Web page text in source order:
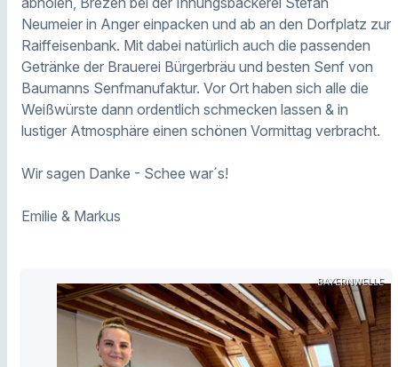
Neumeier in Anger einpacken und ab an den Dorfplatz zur
Raiffeisenbank. Mit dabei natürlich auch die passenden
Getränke der Brauerei Bürgerbräu und besten Senf von
Baumanns Senfmanufaktur. Vor Ort haben sich alle die
Weißwürste dann ordentlich schmecken lassen & in
lustiger Atmosphäre einen schönen Vormittag verbracht.
Wir sagen Danke - Schee war´s!
Emilie & Markus
BAYERNWELLE